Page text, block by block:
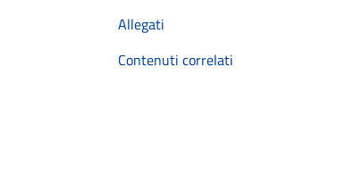
Allegati
Contenuti correlati